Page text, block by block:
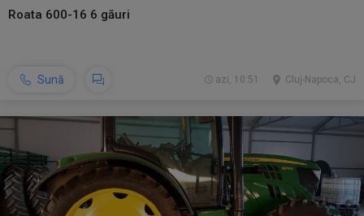
Roata 600-16 6 găuri
Sună Cluj-Napoca, CJ
azi, 10:51